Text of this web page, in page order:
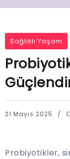
Sağlıklı Yaşam
Probiyotik
21 Mayıs 2025
Probiyotikler,